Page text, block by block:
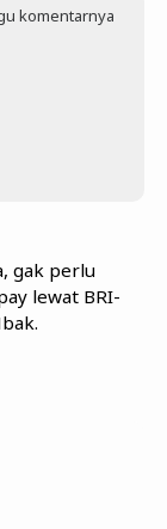
komentarnya
gak perlu
lewat BRI-